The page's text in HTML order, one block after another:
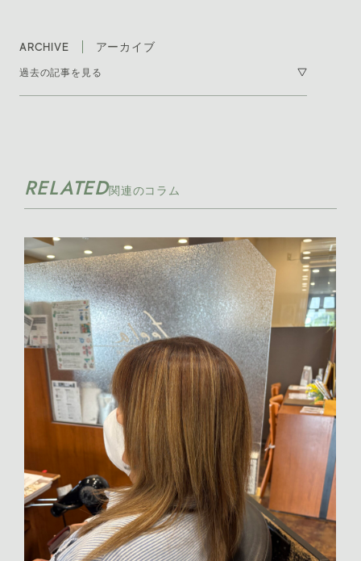
ARCHIVE アーカイブ
過去の記事を見る
2026年5月 [11]
2026年3月 [21]
2026年2月 [8]
2026年1月 [7]
2025年12月 [7]
2025年11月 [12]
2025年10月 [16]
2025年9月 [15]
2025年8月 [13]
2025年7月 [19]
2025年6月 [16]
RELATED関連のコラム